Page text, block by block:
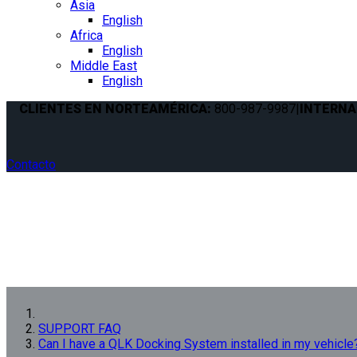
Asia
English
Africa
English
Middle East
English
CLIENTES EN NORTEAMÉRICA: 800-987-9987|
Contacto
SUPPORT FAQ
Can I have a QLK Docking System installed in my